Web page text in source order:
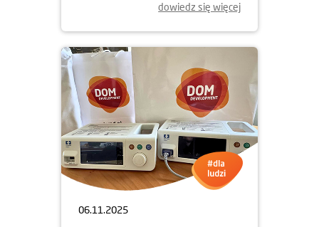
dowiedz się więcej
06.11.2025